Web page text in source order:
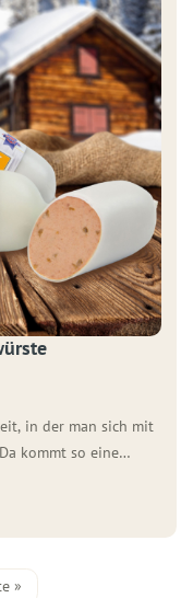
in der man sich mit
kommt so eine
gerade
beliebten WOLF
»